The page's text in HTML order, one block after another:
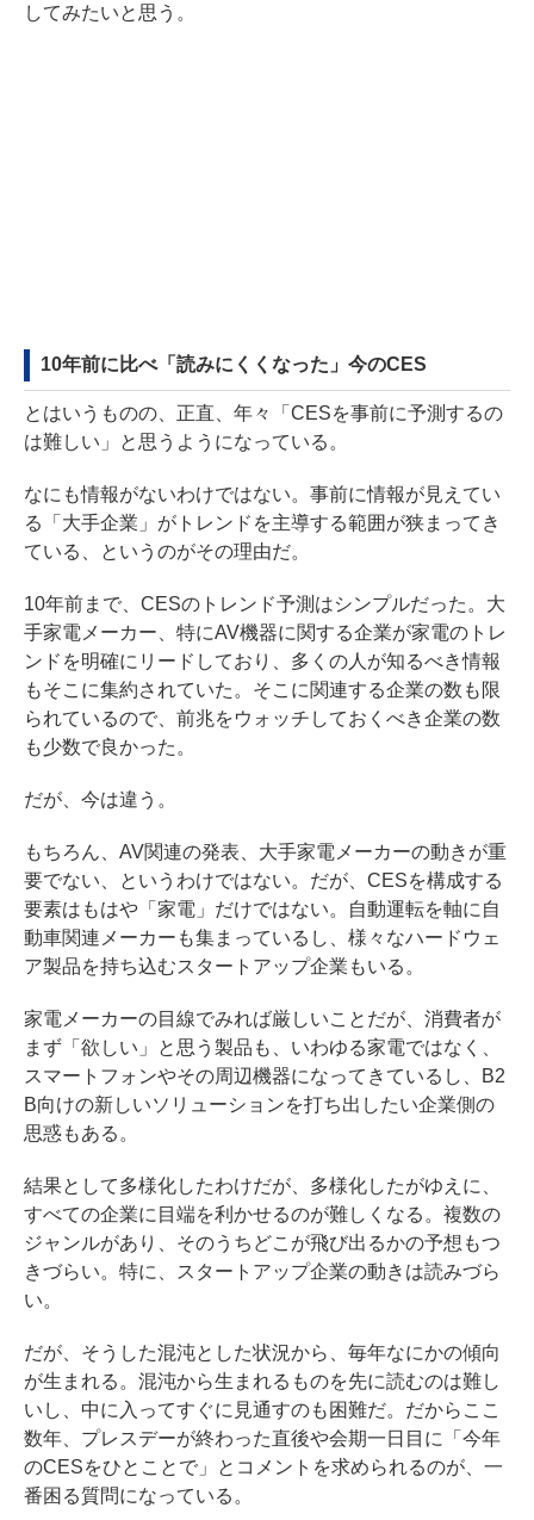
してみたいと思う。
10年前に比べ「読みにくくなった」今のCES
とはいうものの、正直、年々「CESを事前に予測するの
は難しい」と思うようになっている。
なにも情報がないわけではない。事前に情報が見えてい
る「大手企業」がトレンドを主導する範囲が狭まってき
ている、というのがその理由だ。
10年前まで、CESのトレンド予測はシンプルだった。大
手家電メーカー、特にAV機器に関する企業が家電のトレ
ンドを明確にリードしており、多くの人が知るべき情報
もそこに集約されていた。そこに関連する企業の数も限
られているので、前兆をウォッチしておくべき企業の数
も少数で良かった。
だが、今は違う。
もちろん、AV関連の発表、大手家電メーカーの動きが重
要でない、というわけではない。だが、CESを構成する
要素はもはや「家電」だけではない。自動運転を軸に自
動車関連メーカーも集まっているし、様々なハードウェ
ア製品を持ち込むスタートアップ企業もいる。
家電メーカーの目線でみれば厳しいことだが、消費者が
まず「欲しい」と思う製品も、いわゆる家電ではなく、
スマートフォンやその周辺機器になってきているし、B2
B向けの新しいソリューションを打ち出したい企業側の
思惑もある。
結果として多様化したわけだが、多様化したがゆえに、
すべての企業に目端を利かせるのが難しくなる。複数の
ジャンルがあり、そのうちどこが飛び出るかの予想もつ
きづらい。特に、スタートアップ企業の動きは読みづら
い。
だが、そうした混沌とした状況から、毎年なにかの傾向
が生まれる。混沌から生まれるものを先に読むのは難し
いし、中に入ってすぐに見通すのも困難だ。だからここ
数年、プレスデーが終わった直後や会期一日目に「今年
のCESをひとことで」とコメントを求められるのが、一
番困る質問になっている。